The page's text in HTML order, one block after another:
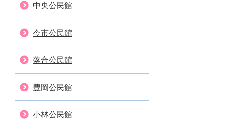
中央公民館
今市公民館
落合公民館
豊岡公民館
小林公民館